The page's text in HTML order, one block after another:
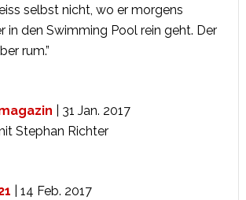
selbst nicht, wo er morgens
in den Swimming Pool rein geht. Der
rum.”
| 31 Jan. 2017
Stephan Richter
| 14 Feb. 2017